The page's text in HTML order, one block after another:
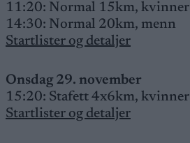
11:20: Normal 15km, kvinner
14:30: Normal 20km, menn
Startlister og detaljer
Onsdag 29. november
15:20: Stafett 4x6km, kvinner
Startlister og detaljer